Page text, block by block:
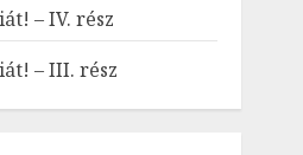
– IV. rész
– III. rész